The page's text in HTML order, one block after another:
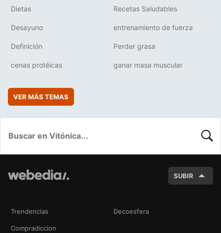
Dietas Recetas Saludables
Desayuno entrenamiento de fuerza
Definición Perder grasa
cenas protéicas ganar masa muscular
VER MÁS TEMAS
SUBIR
Trendencias Decoesfera
Compradiccion